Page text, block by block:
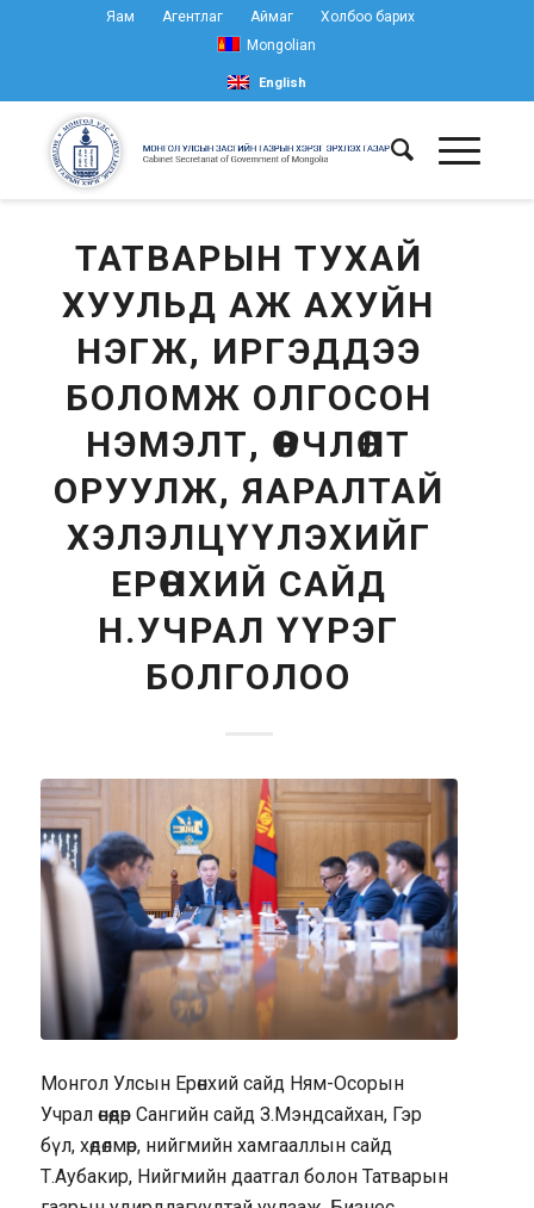
Яам Агентлаг Аймаг
Холбоо барих
Mongolian
English
ТАТВАРЫН ТУХАЙ
ХУУЛЬД АЖ АХУЙН
НЭГЖ, ИРГЭДДЭЭ
БОЛОМЖ ОЛГОСОН
НЭМЭЛТ, ӨӨРЧЛӨЛТ
ОРУУЛЖ, ЯАРАЛТАЙ
ХЭЛЭЛЦҮҮЛЭХИЙГ
ЕРӨНХИЙ САЙД
Н.УЧРАЛ ҮҮРЭГ
БОЛГОЛОО
Монгол Улсын Ерөнхий сайд Ням-Осорын
Учрал өнөөдөр Сангийн сайд З.Мэндсайхан, Гэр
бүл, хөдөлмөр, нийгмийн хамгааллын сайд
Т.Аубакир, Нийгмийн даатгал болон Татварын